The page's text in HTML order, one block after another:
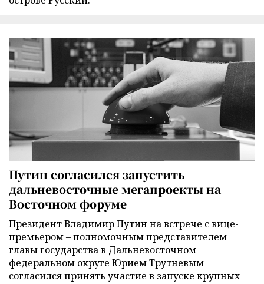
Путин согласился запустить
дальневосточные мегапроекты на
Восточном форуме
Президент Владимир Путин на встрече с вице-
премьером – полномочным представителем
главы государства в Дальневосточном
федеральном округе Юрием Трутневым
согласился принять участие в запуске крупных